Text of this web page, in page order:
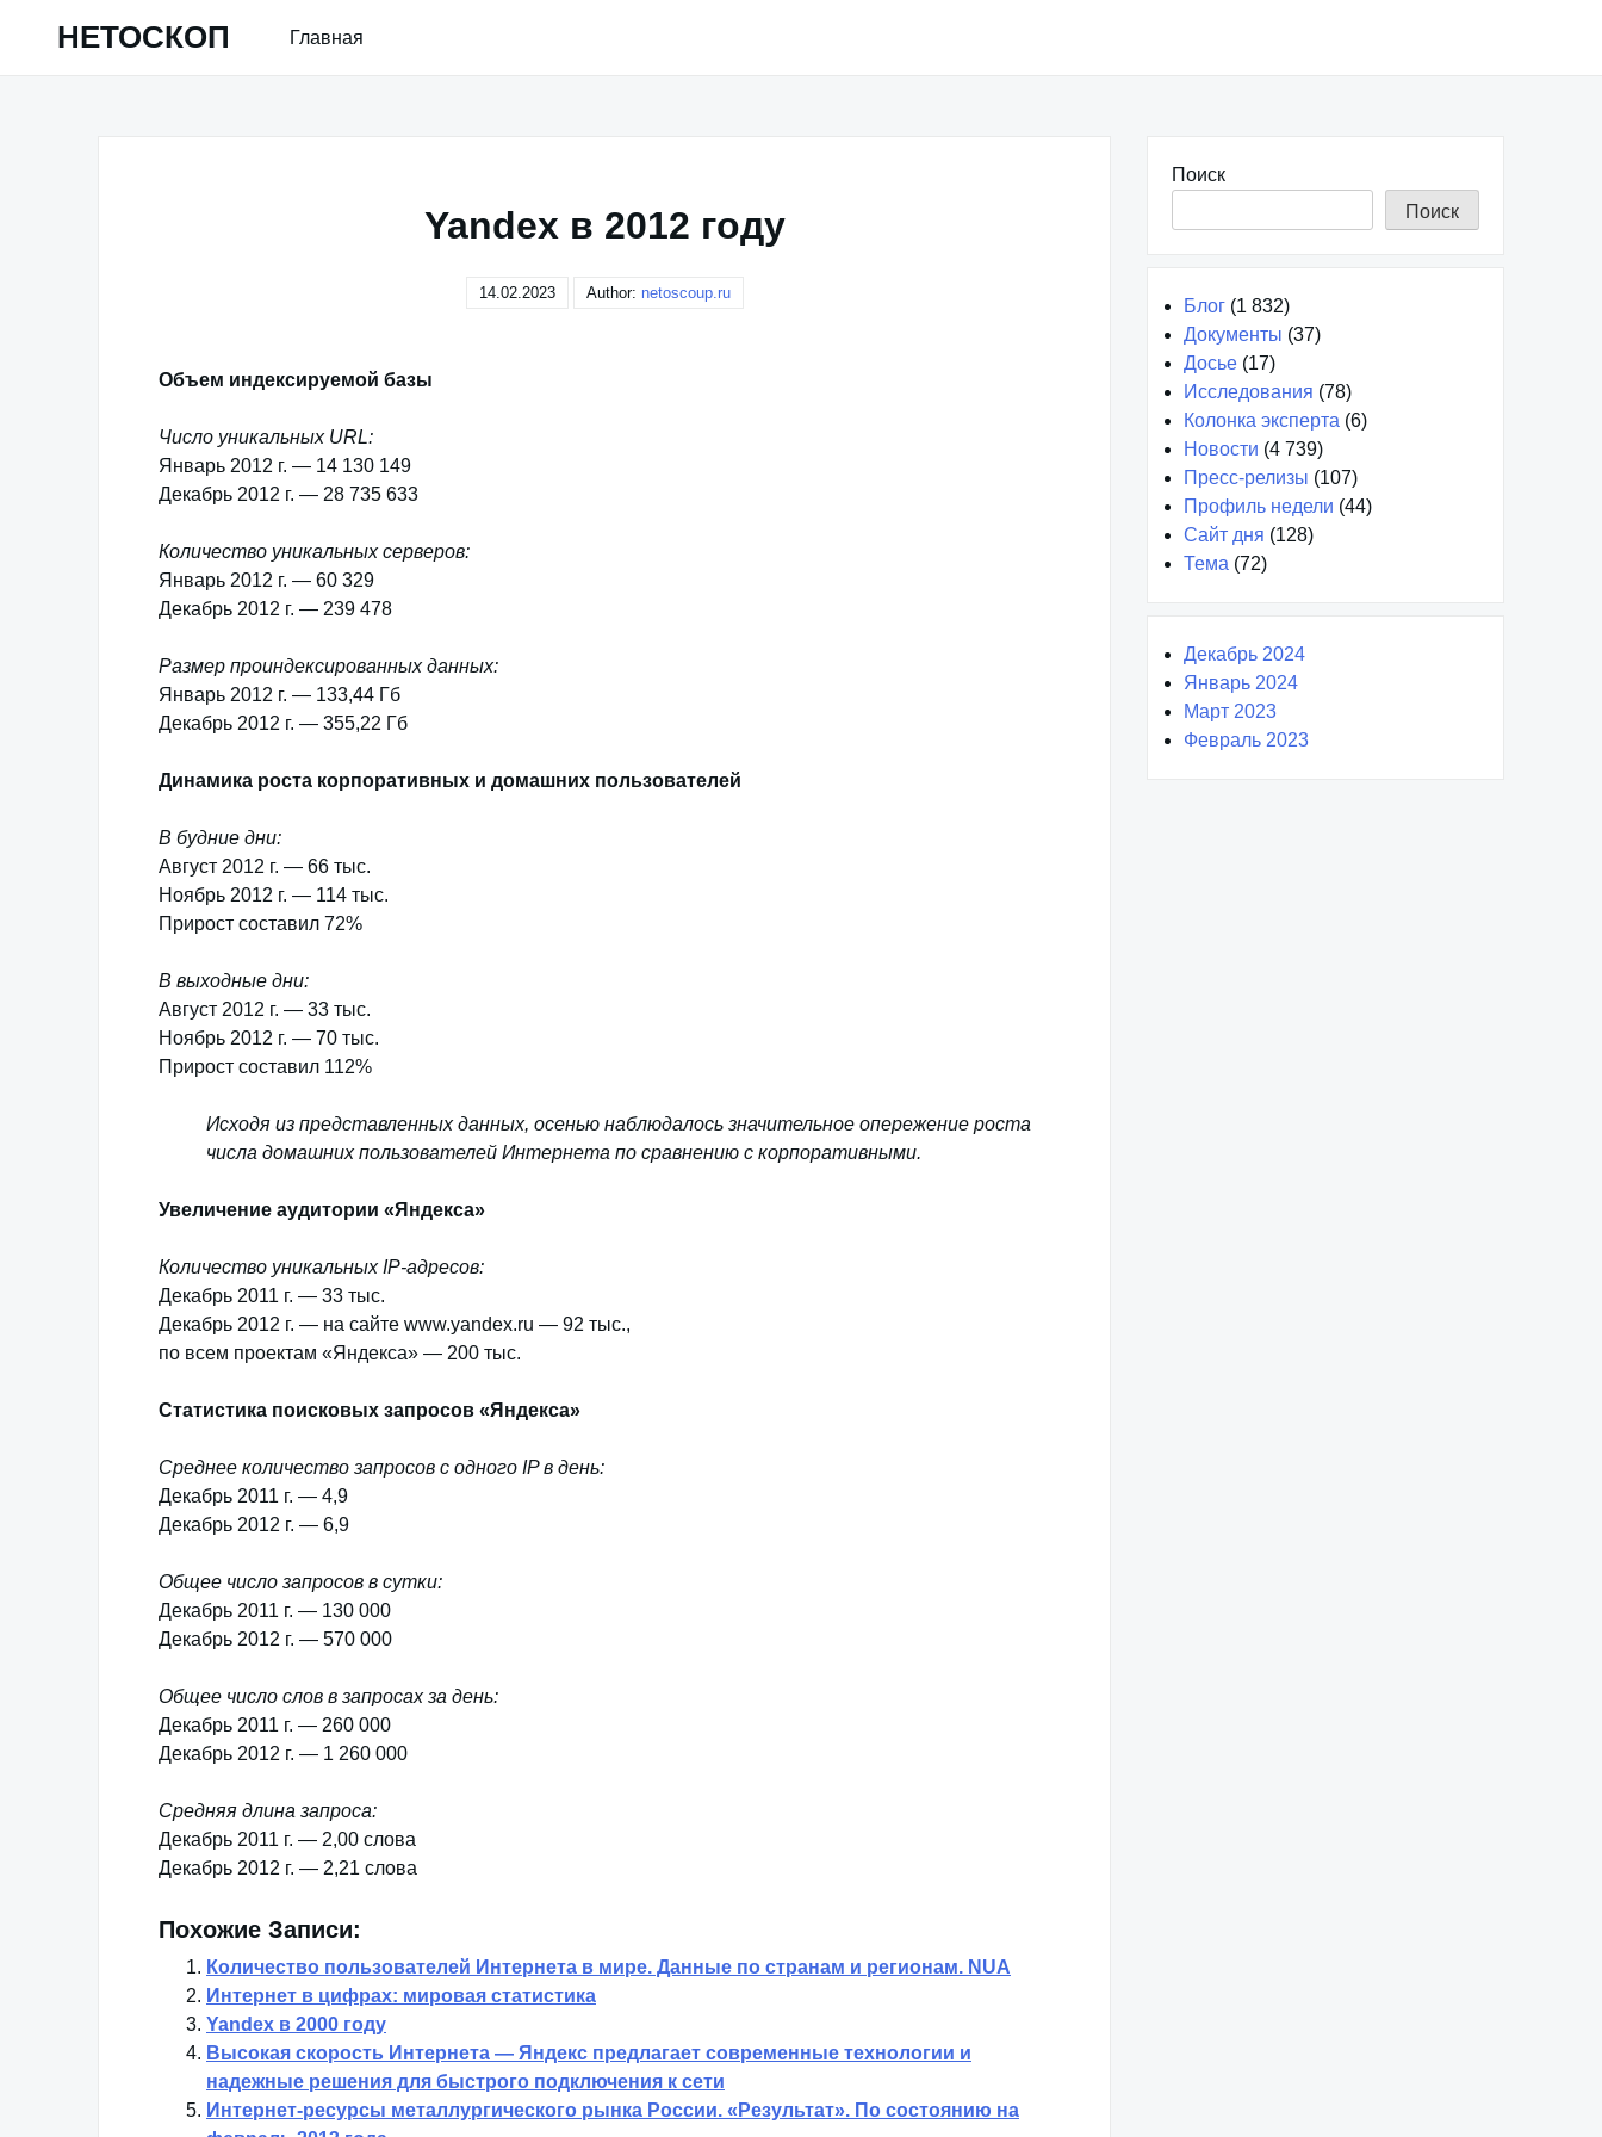
НЕТОСКОП Главная
Yandex в 2012 году
14.02.2023 Author: netoscoup.ru
Объем индексируемой базы
Число уникальных URL:
Январь 2012 г. — 14 130 149
Декабрь 2012 г. — 28 735 633
Количество уникальных серверов:
Январь 2012 г. — 60 329
Декабрь 2012 г. — 239 478
Размер проиндексированных данных:
Январь 2012 г. — 133,44 Гб
Декабрь 2012 г. — 355,22 Гб
Динамика роста корпоративных и домашних пользователей
В будние дни:
Август 2012 г. — 66 тыс.
Ноябрь 2012 г. — 114 тыс.
Прирост составил 72%
В выходные дни:
Август 2012 г. — 33 тыс.
Ноябрь 2012 г. — 70 тыс.
Прирост составил 112%
Исходя из представленных данных, осенью наблюдалось значительное опережение роста
числа домашних пользователей Интернета по сравнению с корпоративными.
Увеличение аудитории «Яндекса»
Количество уникальных IP-адресов:
Декабрь 2011 г. — 33 тыс.
Декабрь 2012 г. — на сайте www.yandex.ru — 92 тыс.,
по всем проектам «Яндекса» — 200 тыс.
Статистика поисковых запросов «Яндекса»
Среднее количество запросов с одного IP в день:
Декабрь 2011 г. — 4,9
Декабрь 2012 г. — 6,9
Общее число запросов в сутки:
Декабрь 2011 г. — 130 000
Декабрь 2012 г. — 570 000
Общее число слов в запросах за день:
Декабрь 2011 г. — 260 000
Декабрь 2012 г. — 1 260 000
Средняя длина запроса:
Декабрь 2011 г. — 2,00 слова
Декабрь 2012 г. — 2,21 слова
Похожие Записи:
Количество пользователей Интернета в мире. Данные по странам и регионам. NUA
Интернет в цифрах: мировая статистика
Yandex в 2000 году
Высокая скорость Интернета — Яндекс предлагает современные технологии и
надежные решения для быстрого подключения к сети
Интернет-ресурсы металлургического рынка России. «Результат». По состоянию на
Поиск
Поиск
Блог (1 832)
Документы (37)
Досье (17)
Исследования (78)
Колонка эксперта (6)
Новости (4 739)
Пресс-релизы (107)
Профиль недели (44)
Сайт дня (128)
Тема (72)
Декабрь 2024
Январь 2024
Март 2023
Февраль 2023